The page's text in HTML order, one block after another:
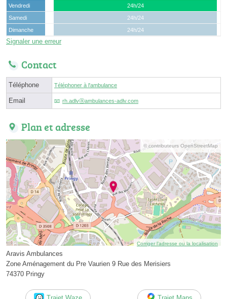
Vendredi
24h/24
Samedi
24h/24
Dimanche
24h/24
Signaler une erreur
Contact
Téléphone Téléphoner à l'ambulance
Email rh.adlvⓐambulances-adlv.com
Plan et adresse
© contributeurs OpenStreetMap
Corriger l’adresse ou la localisation
Aravis Ambulances
Zone Aménagement du Pre Vaurien 9 Rue des Merisiers
74370 Pringy